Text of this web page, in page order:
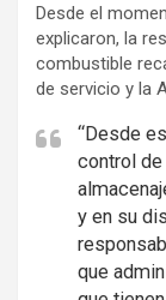
Desde el
explicaron, la
combustible
de servicio y la
“Desde
control de
y en su
que